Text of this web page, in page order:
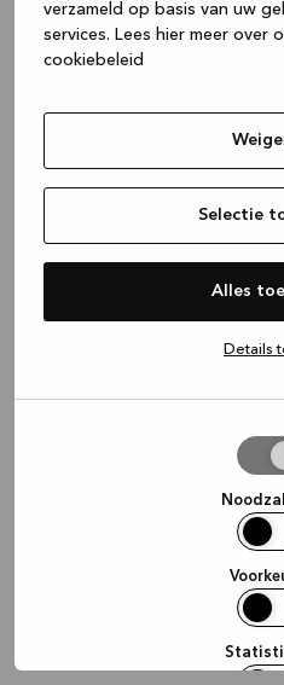
verzameld op basis van uw
services. Lees hier meer over
cookiebeleid
Selectie
Alles
Details
(see